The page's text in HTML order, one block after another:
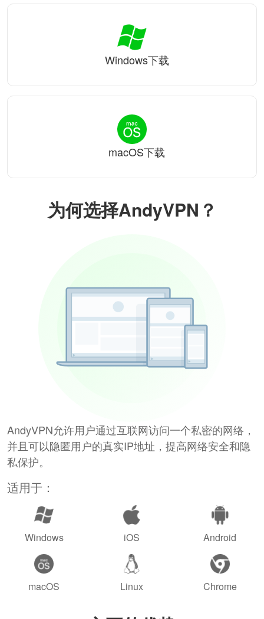
为何选择AndyVPN？
AndyVPN允许用户通过互联网访问一个私密的网络，
并且可以隐匿用户的真实IP地址，提高网络安全和隐
私保护。
适用于：
Windows iOS Android
macOS Linux Chrome
Windows下载
macOS下载